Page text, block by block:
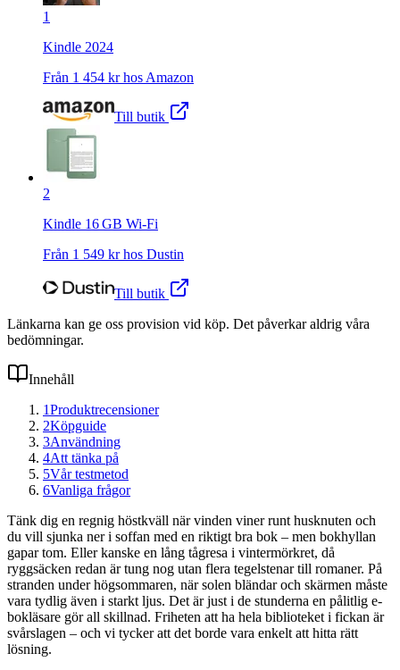
1
Kindle 2024
Från 1 454 kr hos Amazon
Till butik
2
Kindle 16 GB Wi-Fi
Från 1 549 kr hos Dustin
Till butik
Länkarna kan ge oss provision vid köp. Det påverkar aldrig våra
bedömningar.
Innehåll
1Produktrecensioner
2Köpguide
3Användning
4Att tänka på
5Vår testmetod
6Vanliga frågor
Tänk dig en regnig höstkväll när vinden viner runt husknuten och
du vill sjunka ner i soffan med en riktigt bra bok – men bokhyllan
gapar tom. Eller kanske en lång tågresa i vintermörkret, då
ryggsäcken redan är tung nog utan flera tegelstenar till romaner. På
stranden under högsommaren, när solen bländar och skärmen måste
vara tydlig även i starkt ljus. Det är just i de stunderna en pålitlig e-
bokläsare gör all skillnad. Friheten att ha hela biblioteket i fickan är
svårslagen – och vi tycker att det borde vara enkelt att hitta rätt
lösning.